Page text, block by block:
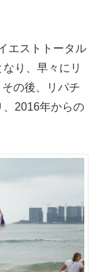
エストトータル
り、早々にリ
の後、リパチ
、2016年からの